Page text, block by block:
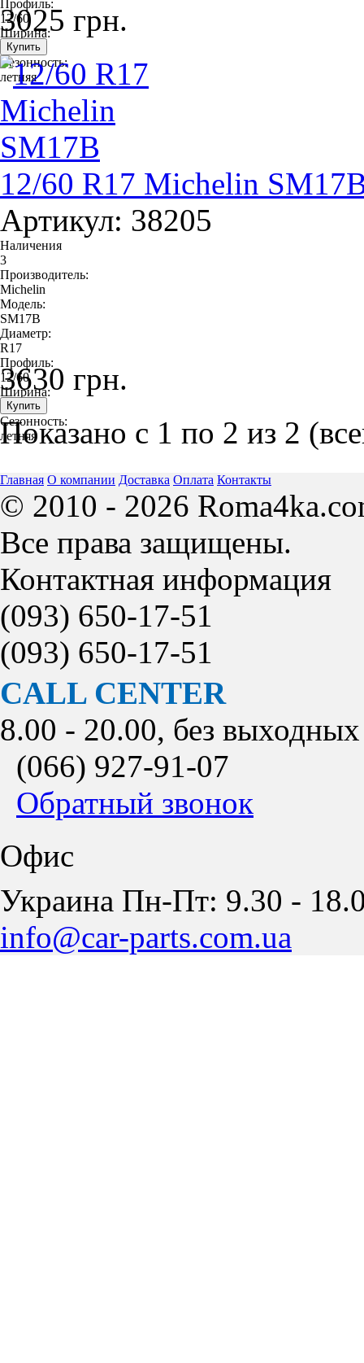
Профиль:
12/60
Ширина:
12
Сезонность:
летняя
3025 грн.
12/60 R17 Michelin
Артикул: 38205
Наличения
3
Производитель:
Michelin
Модель:
SM17B
Диаметр:
R17
Профиль:
12/60
Ширина:
12
Сезонность:
летняя
3630 грн.
Показано с 1 по 2 из 2
Главная О компании Доставка Оплата Контакты
© 2010 - 2026
Все права защищены.
Контактная информация
(093) 650-17-51
(093) 650-17-51
CALL CENTER
8.00 - 20.00, без выходных
(066) 927-91-07
Обратный звонок
Офис
Украина Пн-Пт: 9.30 -
info@car-parts.com.ua